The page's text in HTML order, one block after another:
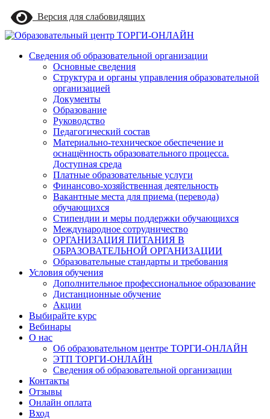
Версия для слабовидящих
main
content
Menu
Сведения об образовательной организации
Основные сведения
Структура и органы управления образовательной
организацией
Документы
Образование
Руководство
Педагогический состав
Материально-техническое обеспечение и
оснащённость образовательного процесса.
Доступная среда
Платные образовательные услуги
Финансово-хозяйственная деятельность
Вакантные места для приема (перевода)
обучающихся
Стипендии и меры поддержки обучающихся
Международное сотрудничество
ОРГАНИЗАЦИЯ ПИТАНИЯ В
ОБРАЗОВАТЕЛЬНОЙ ОРГАНИЗАЦИИ
Образовательные стандарты и требования
Условия обучения
Дополнительное профессиональное образование
Дистанционные обучение
Акции
Выбирайте курс
Вебинары
О нас
Об образовательном центре ТОРГИ-ОНЛАЙН
ЭТП ТОРГИ-ОНЛАЙН
Сведения об образовательной организации
Контакты
Отзывы
Онлайн оплата
Вход